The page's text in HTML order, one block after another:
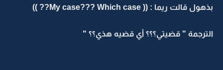
بذهول قالت ريما : (( My case??? Which case?? ))
الترجمة " قضيتي؟؟؟ أي قضيه هذي؟؟ "